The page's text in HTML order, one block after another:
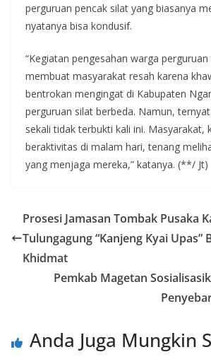
perguruan pencak silat yang biasanya
nyatanya bisa kondusif.
“Kegiatan pengesahan warga
membuat masyarakat resah karena
bentrokan mengingat di Kabupaten
perguruan silat berbeda. Namun,
sekali tidak terbukti kali ini. Masyarakat,
beraktivitas di malam hari, tenang
yang menjaga mereka,” katanya. (**/ Jt)
Prosesi Jamasan Tombak Pusaka
Tulungagung “Kanjeng Kyai Upas”
Khidmat
Pemkab Magetan
Anda Juga Mungkin